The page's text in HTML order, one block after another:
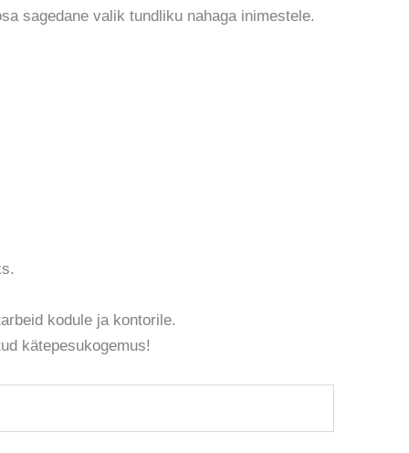
sagedane valik tundliku nahaga inimestele.
kodule ja kontorile.
kätepesukogemus!